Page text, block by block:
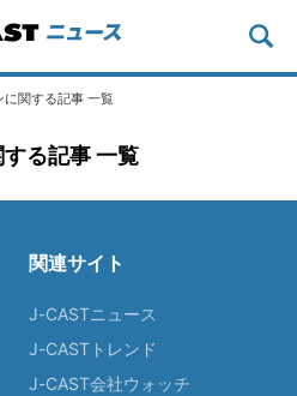
に関する記事 一覧
る記事 一覧
関連サイト
J-CASTニュース
J-CASTトレンド
J-CAST会社ウォッチ